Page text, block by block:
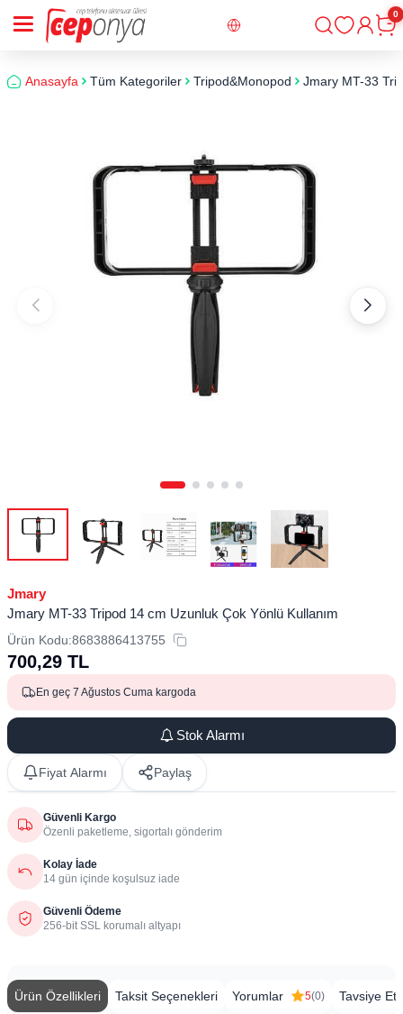
Giriş
0
Anasayfa Tüm Kategoriler Tripod&Monopod Jmary MT-33
Jmary
Jmary MT-33 Tripod 14 cm Uzunluk Çok Yönlü Kullanım
Ürün Kodu:8683886413755
700,29 TL
En geç 7 Ağustos Cuma kargoda
Stok Alarmı
Fiyat Alarmı Paylaş
Güvenli Kargo
Özenli paketleme, sigortalı gönderim
Kolay İade
14 gün içinde koşulsuz iade
Güvenli Ödeme
256-bit SSL korumalı altyapı
Ürün Özellikleri Taksit Seçenekleri Yorumlar 5(0) Tavsiye Et